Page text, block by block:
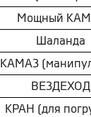
Мощный
Шaлaнда
КAМAЗ
ВEЗДEХОД
КРАН (для